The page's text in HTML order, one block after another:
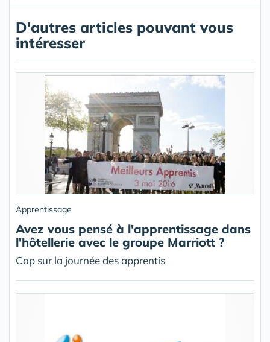
D'autres articles pouvant vous
intéresser
Apprentissage
Avez vous pensé à l'apprentissage dans
l'hôtellerie avec le groupe Marriott ?
Cap sur la journée des apprentis